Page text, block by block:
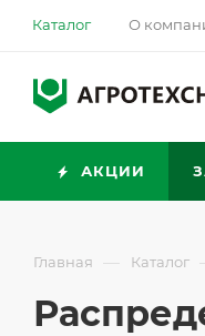
Каталог О
АКЦИИ
Главная — Каталог